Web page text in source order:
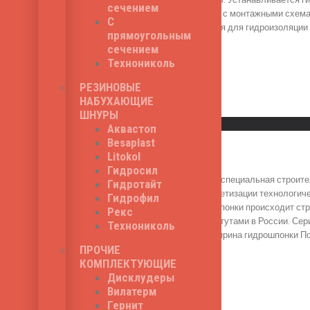
сечением
С
прямоугольным
сечением
Технониколь
РЕЗИНОВЫЕ
НАБУХАЮЩИЕ
ШНУРЫ
Аквастоп
Besaplast
Litokol
Гидросил
Гидротайт
Гидрофил
Рекс
Технониколь
ПРОЧИЕ
КОМПЛЕКТУЮЩИЕ
Дисклудеры
Вилатерм
Гернит
строгом соответствии с монтажными
Серия АР применяется для
брусе - -40 С.
360₽
Read More
Быстрый просмотр
Полифлекс АР 240
Полифлекс АР 240 - специальная
гидроизоляции и герметизации
гидроизоляционной шпонки происходит
строительными институтами в России.
типа швов). Общая ширина гидрошпонки
Read More